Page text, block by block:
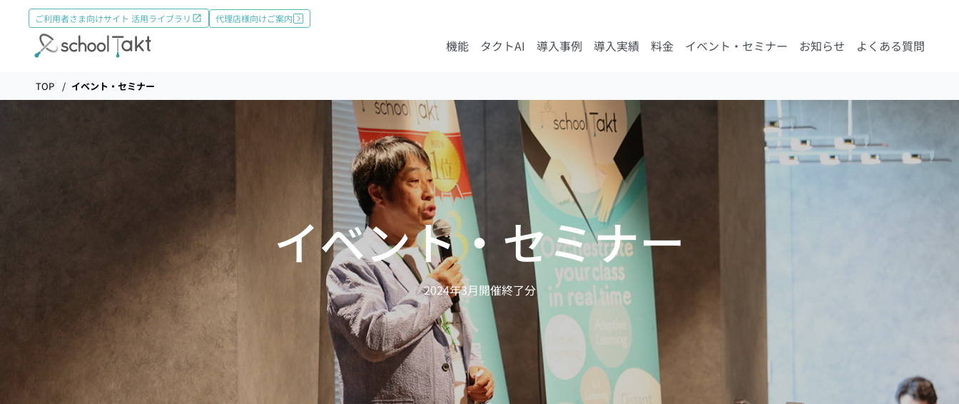
機能
イベント・セミナー
お知らせ
ご利用者さま向けサイト 活用ライブラリ 代理店様向けご案内
機能 タクトAI 導入事例 導入実績 料金 イベント・セミナー お知らせ よくある質問
TOP イベント・セミナー
イベント・セミナー
2024年3月開催終了分